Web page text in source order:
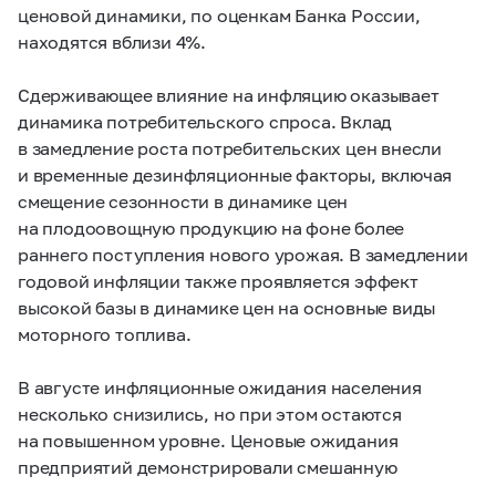
ценовой динамики, по оценкам Банка России,
находятся вблизи 4%.
Сдерживающее влияние на инфляцию оказывает
динамика потребительского спроса. Вклад
в замедление роста потребительских цен внесли
и временные дезинфляционные факторы, включая
смещение сезонности в динамике цен
на плодоовощную продукцию на фоне более
раннего поступления нового урожая. В замедлении
годовой инфляции также проявляется эффект
высокой базы в динамике цен на основные виды
моторного топлива.
В августе инфляционные ожидания населения
несколько снизились, но при этом остаются
на повышенном уровне. Ценовые ожидания
предприятий демонстрировали смешанную